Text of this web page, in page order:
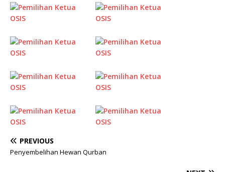
PREVIOUS
Penyembelihan Hewan Qurban